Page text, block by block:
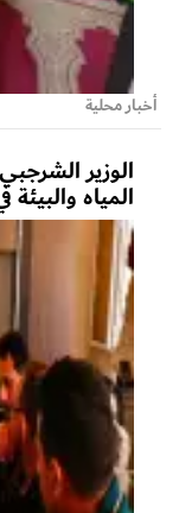
أخبار محلية
الوزير
المياه والبيئة